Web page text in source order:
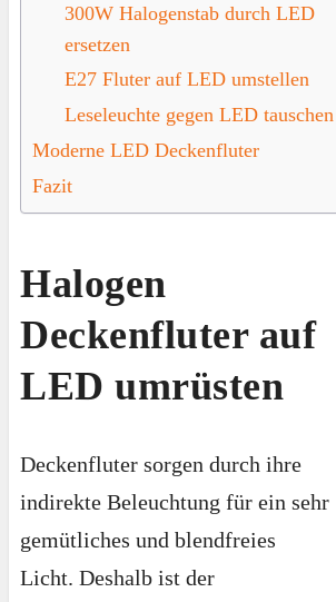
300W Halogenstab durch LED
ersetzen
E27 Fluter auf LED umstellen
Leseleuchte gegen LED tauschen
Moderne LED Deckenfluter
Fazit
Halogen
Deckenfluter auf
LED umrüsten
Deckenfluter sorgen durch ihre
indirekte Beleuchtung für ein sehr
gemütliches und blendfreies
Licht. Deshalb ist der